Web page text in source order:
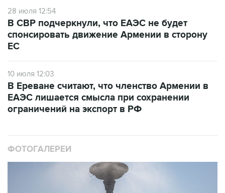
28 июля 12:54
В СВР подчеркнули, что ЕАЭС не будет
спонсировать движение Армении в сторону
ЕС
10 июля 12:03
В Ереване считают, что членство Армении в
ЕАЭС лишается смысла при сохранении
ограничений на экспорт в РФ
ФОТОГАЛЕРЕИ